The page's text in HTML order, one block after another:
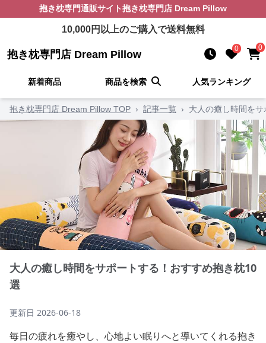
抱き枕専門通販サイト抱き枕専門店 Dream Pillow
10,000円以上のご購入で送料無料
抱き枕専門店 Dream Pillow 0 0
新着商品 商品を検索 人気ランキング
抱き枕専門店 Dream Pillow TOP › 記事一覧 › 大人の癒し時間を
大人の癒し時間をサポートする！おすすめ抱き枕10
選
更新日 2026-06-18
毎日の疲れを癒やし、心地よい眠りへと導いてくれる抱き